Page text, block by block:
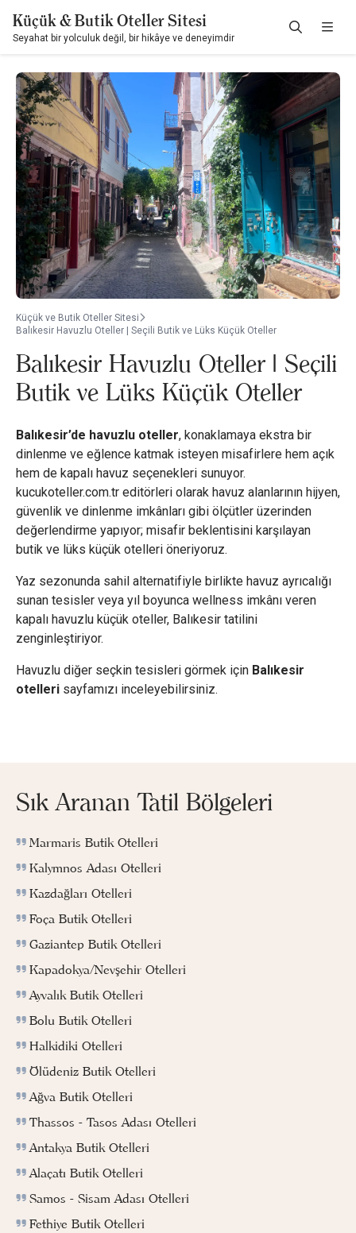
Küçük & Butik Oteller Sitesi
Seyahat bir yolculuk değil, bir hikâye ve deneyimdir
Küçük ve Butik Oteller Sitesi
Balıkesir Havuzlu Oteller | Seçili Butik ve Lüks Küçük Oteller
Balıkesir Havuzlu Oteller | Seçili
Butik ve Lüks Küçük Oteller
Balıkesir’de havuzlu oteller, konaklamaya ekstra bir
dinlenme ve eğlence katmak isteyen misafirlere hem açık
hem de kapalı havuz seçenekleri sunuyor.
kucukoteller.com.tr editörleri olarak havuz alanlarının hijyen,
güvenlik ve dinlenme imkânları gibi ölçütler üzerinden
değerlendirme yapıyor; misafir beklentisini karşılayan
butik ve lüks küçük otelleri öneriyoruz.
Yaz sezonunda sahil alternatifiyle birlikte havuz ayrıcalığı
sunan tesisler veya yıl boyunca wellness imkânı veren
kapalı havuzlu küçük oteller, Balıkesir tatilini
zenginleştiriyor.
Havuzlu diğer seçkin tesisleri görmek için Balıkesir
otelleri sayfamızı inceleyebilirsiniz.
Sık Aranan Tatil Bölgeleri
Marmaris Butik Otelleri
Kalymnos Adası Otelleri
Kazdağları Otelleri
Foça Butik Otelleri
Gaziantep Butik Otelleri
Kapadokya/Nevşehir Otelleri
Ayvalık Butik Otelleri
Bolu Butik Otelleri
Halkidiki Otelleri
Ölüdeniz Butik Otelleri
Ağva Butik Otelleri
Thassos - Tasos Adası Otelleri
Antakya Butik Otelleri
Alaçatı Butik Otelleri
Samos - Sisam Adası Otelleri
Fethiye Butik Otelleri